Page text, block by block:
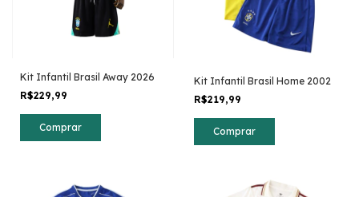
Kit Infantil Brasil Away 2026
R$229,99
Comprar
Kit Infantil Brasil Home 2002
R$219,99
Comprar